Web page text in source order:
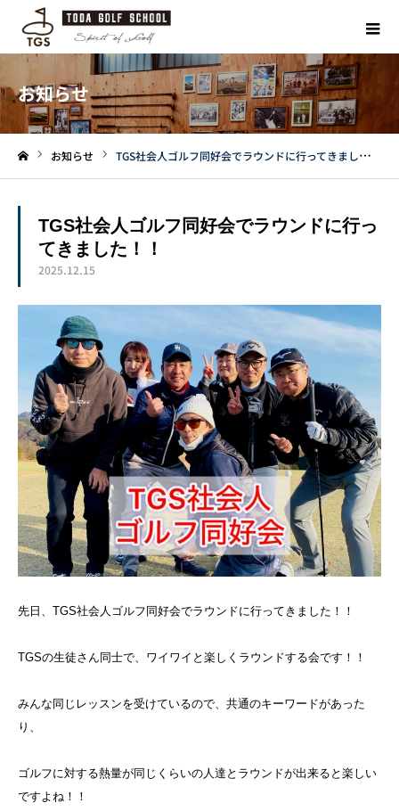
お知らせ
お知らせ TGS社会人ゴルフ同好会でラウンドに行ってきました！！
TGS社会人ゴルフ同好会でラウンドに行っ
てきました！！
2025.12.15
先日、TGS社会人ゴルフ同好会でラウンドに行ってきました！！
TGSの生徒さん同士で、ワイワイと楽しくラウンドする会です！！
みんな同じレッスンを受けているので、共通のキーワードがあった
り、
ゴルフに対する熱量が同じくらいの人達とラウンドが出来ると楽しい
ですよね！！